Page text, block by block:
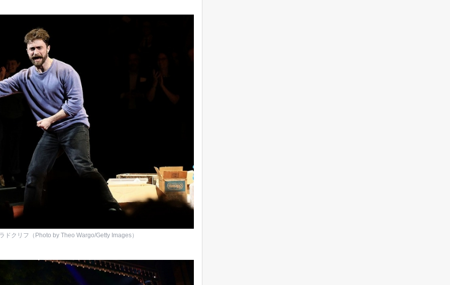
クリフ（Photo by Theo Wargo/Getty Images）